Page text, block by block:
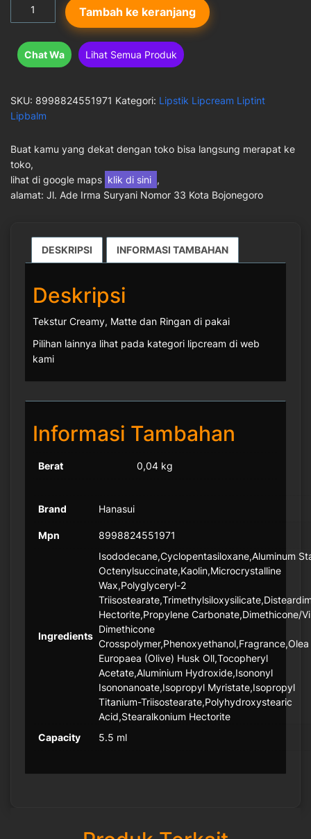
Kuantitas
Matte
06
Tambah ke keranjang
Chat Wa Lihat Semua Produk
SKU: 8998824551971 Kategori: Lipstik Lipcream Liptint
Lipbalm
Buat kamu yang dekat dengan toko bisa langsung merapat ke
toko,
lihat di google maps klik di sini ,
alamat: Jl. Ade Irma Suryani Nomor 33 Kota Bojonegoro
DESKRIPSI INFORMASI TAMBAHAN
Deskripsi
Tekstur Creamy, Matte dan Ringan di pakai
Pilihan lainnya lihat pada kategori lipcream di web
kami
Informasi Tambahan
Berat 0,04 kg
Brand Hanasui
Mpn 8998824551971
Ingredients
Isododecane,Cyclopentasiloxane,Aluminum
Octenylsuccinate,Kaolin,Microcrystalline
Wax,Polyglyceryl-2
Hectorite,Propylene Carbonate,Dimethicone/
Dimethicone
Crosspolymer,Phenoxyethanol,Fragrance,Olea
Europaea (Olive) Husk Oll,Tocopheryl
Acetate,Aluminium Hydroxide,Isononyl
Isononanoate,Isopropyl Myristate,Isopropyl
Titanium-Triisostearate,Polyhydroxystearic
Acid,Stearalkonium Hectorite
Capacity
5.5 ml